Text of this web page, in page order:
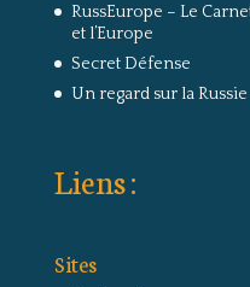
RussEurope – Le
et l’Europe
Secret Défense
Un regard sur la Russie
Liens :
Sites